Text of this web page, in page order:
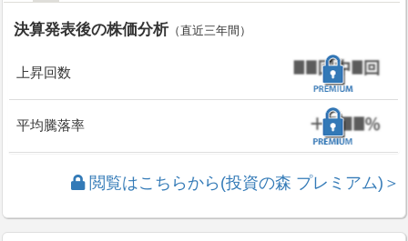
決算発表後の株価分析（直近三年間）
上昇回数
平均騰落率
閲覧はこちらから(投資の森 プレミアム)＞